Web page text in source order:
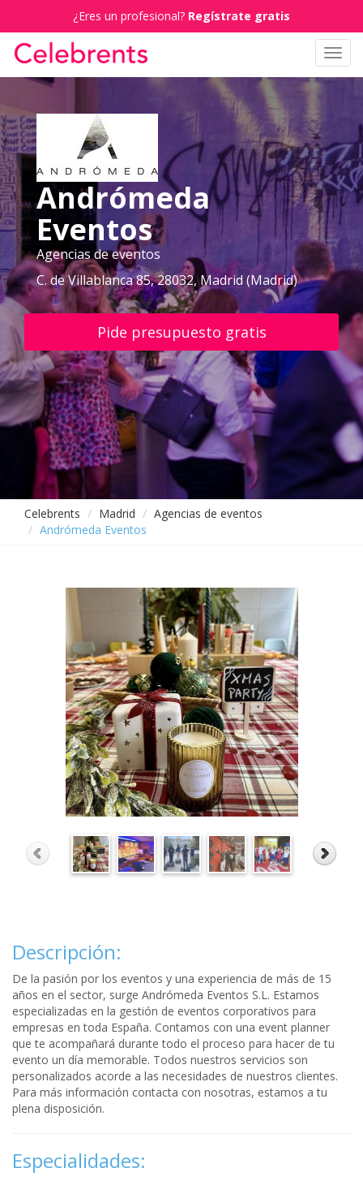
¿Eres un profesional? Regístrate gratis
Andrómeda
Eventos
Agencias de eventos
C. de Villablanca 85, 28032, Madrid (Madrid)
Pide presupuesto gratis
Celebrents Madrid
Agencias de eventos
Andrómeda Eventos
Descripción:
De la pasión por los eventos y una experiencia de más de 15
años en el sector, surge Andrómeda Eventos S.L. Estamos
especializadas en la gestión de eventos corporativos para
empresas en toda España. Contamos con una event planner
que te acompañará durante todo el proceso para hacer de tu
evento un día memorable. Todos nuestros servicios son
personalizados acorde a las necesidades de nuestros clientes.
Para más información contacta con nosotras, estamos a tu
plena disposición.
Especialidades: